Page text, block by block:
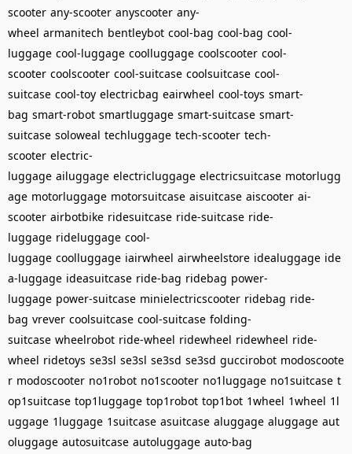
scooter any-scooter anyscooter any-
wheel armanitech bentleybot cool-bag cool-bag cool-
luggage cool-luggage coolluggage coolscooter cool-
scooter coolscooter cool-suitcase coolsuitcase cool-
suitcase cool-toy electricbag eairwheel cool-toys smart-
bag smart-robot smartluggage smart-suitcase smart-
suitcase soloweal techluggage tech-scooter tech-
scooter electric-
luggage ailuggage electricluggage electricsuitcase motorlugg
age motorluggage motorsuitcase aisuitcase aiscooter ai-
scooter airbotbike ridesuitcase ride-suitcase ride-
luggage rideluggage cool-
luggage coolluggage iairwheel airwheelstore idealuggage ide
a-luggage ideasuitcase ride-bag ridebag power-
luggage power-suitcase minielectricscooter ridebag ride-
bag vrever coolsuitcase cool-suitcase folding-
suitcase wheelrobot ride-wheel ridewheel ridewheel ride-
wheel ridetoys se3sl se3sl se3sd se3sd guccirobot modoscoote
r modoscooter no1robot no1scooter no1luggage no1suitcase t
op1suitcase top1luggage top1robot top1bot 1wheel 1wheel 1l
uggage 1luggage 1suitcase asuitcase aluggage aluggage aut
oluggage autosuitcase autoluggage auto-bag